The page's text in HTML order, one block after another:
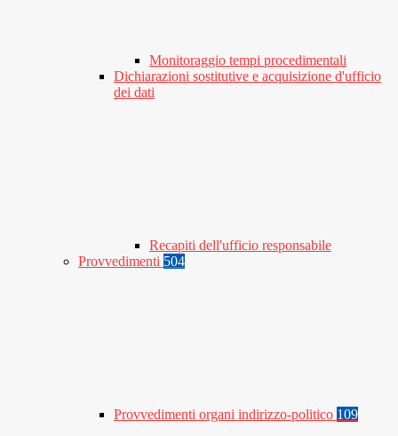
Monitoraggio tempi procedimentali
Dichiarazioni sostitutive e acquisizione d'ufficio
dei dati
Recapiti dell'ufficio responsabile
Provvedimenti 504
Provvedimenti organi indirizzo-politico 109